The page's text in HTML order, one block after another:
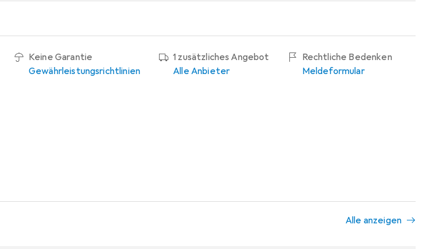
Keine Garantie
Gewährleistungsrichtlinien
1 zusätzliches Angebot
Alle Anbieter
Rechtliche Bedenken
Meldeformular
Alle anzeigen